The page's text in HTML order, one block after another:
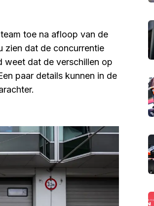
toe na afloop van de
zien dat de concurrentie
weet dat de verschillen op
paar details kunnen in de